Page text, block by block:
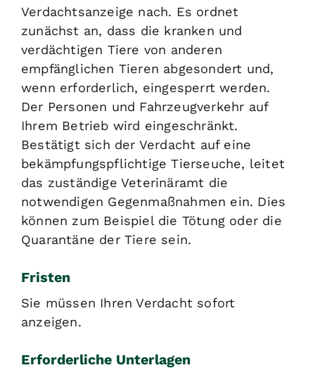
Verdachtsanzeige nach. Es ordnet
zunächst an, dass die kranken und
verdächtigen Tiere von anderen
empfänglichen Tieren abgesondert und,
wenn erforderlich, eingesperrt werden.
Der Personen und Fahrzeugverkehr auf
Ihrem Betrieb wird eingeschränkt.
Bestätigt sich der Verdacht auf eine
bekämpfungspflichtige Tierseuche, leitet
das zuständige Veterinäramt die
notwendigen Gegenmaßnahmen ein. Dies
können zum Beispiel die Tötung oder die
Quarantäne der Tiere sein.
Fristen
Sie müssen Ihren Verdacht sofort
anzeigen.
Erforderliche Unterlagen